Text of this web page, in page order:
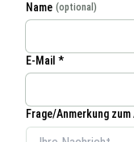
Name (optional)
E-Mail *
Frage/Anmerkung